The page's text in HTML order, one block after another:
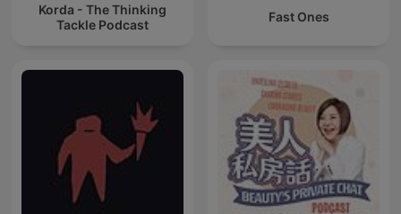
Korda - The Thinking
Tackle Podcast
Fast Ones